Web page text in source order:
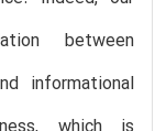
between
informational